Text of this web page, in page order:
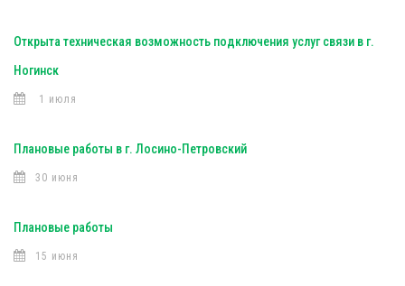
Открыта техническая возможность подключения услуг связи в г.
Ногинск
1 июля
Плановые работы в г. Лосино-Петровский
30 июня
Плановые работы
15 июня